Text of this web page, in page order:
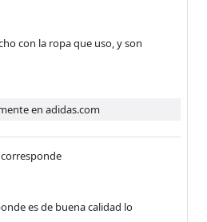
con la ropa que uso, y son
en adidas.com
es de buena calidad lo